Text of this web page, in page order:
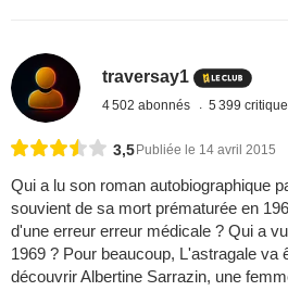
traversay1
4 502 abonnés 5 399
3,5 Publiée le 14 avril 2015
Qui a lu son roman autobiographique
souvient de sa mort prématurée en
d'une erreur erreur médicale ? Qui a
1969 ? Pour beaucoup, L'astragale va
découvrir Albertine Sarrazin, une